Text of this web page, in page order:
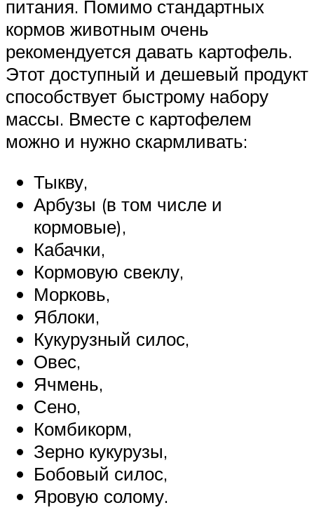
питания. Помимо стандартных
кормов животным очень
рекомендуется давать картофель.
Этот доступный и дешевый продукт
способствует быстрому набору
массы. Вместе с картофелем
можно и нужно скармливать:
Тыкву,
Арбузы (в том числе и
кормовые),
Кабачки,
Кормовую свеклу,
Морковь,
Яблоки,
Кукурузный силос,
Овес,
Ячмень,
Сено,
Комбикорм,
Зерно кукурузы,
Бобовый силос,
Яровую солому.